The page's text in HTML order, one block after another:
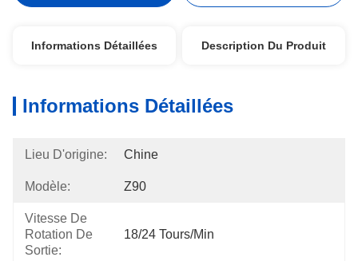
Informations Détaillées Description Du Produit
Informations Détaillées
Lieu D'origine: Chine
Modèle: Z90
Vitesse De
Rotation De
Sortie:
18/24 Tours/min